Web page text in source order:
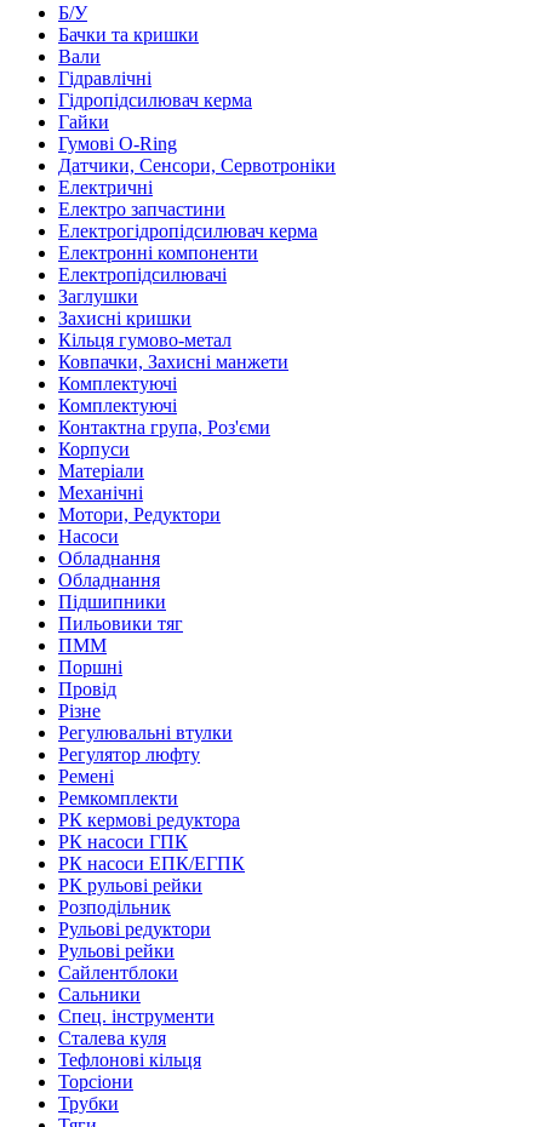
Б/У
Бачки та кришки
Вали
Гідравлічні
Гідропідсилювач керма
Гайки
Гумові O-Ring
Датчики, Сенсори, Сервотроніки
Електричні
Електро запчастини
Електрогідропідсилювач керма
Електронні компоненти
Електропідсилювачі
Заглушки
Захисні кришки
Кільця гумово-метал
Ковпачки, Захисні манжети
Комплектуючі
Комплектуючі
Контактна група, Роз'єми
Корпуси
Матеріали
Механічні
Мотори, Редуктори
Насоси
Обладнання
Обладнання
Підшипники
Пильовики тяг
ПММ
Поршні
Провід
Різне
Регулювальні втулки
Регулятор люфту
Ремені
Ремкомплекти
РК кермові редуктора
РК насоси ГПК
РК насоси ЕПК/ЕГПК
РК рульові рейки
Розподільник
Рульові редуктори
Рульові рейки
Сайлентблоки
Сальники
Спец. інструменти
Сталева куля
Тефлонові кільця
Торсіони
Трубки